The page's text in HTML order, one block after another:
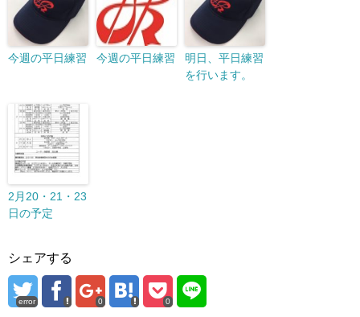
今週の平日練習 今週の平日練習
明日、平日練習
を行います。
2月20・21・23
日の予定
シェアする
error 0 0